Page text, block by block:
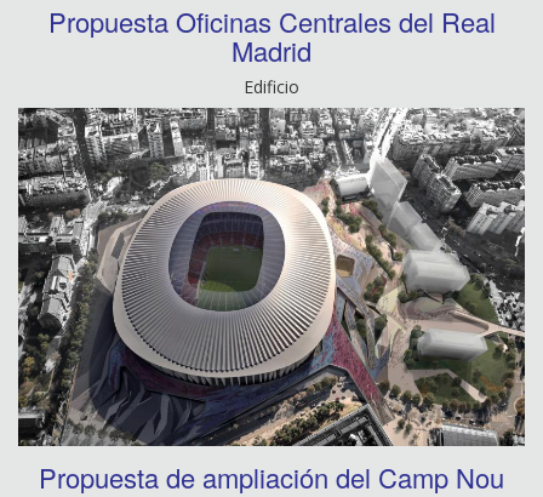
Propuesta Oficinas Centrales del Real
Madrid
Edificio
Propuesta de ampliación del Camp Nou